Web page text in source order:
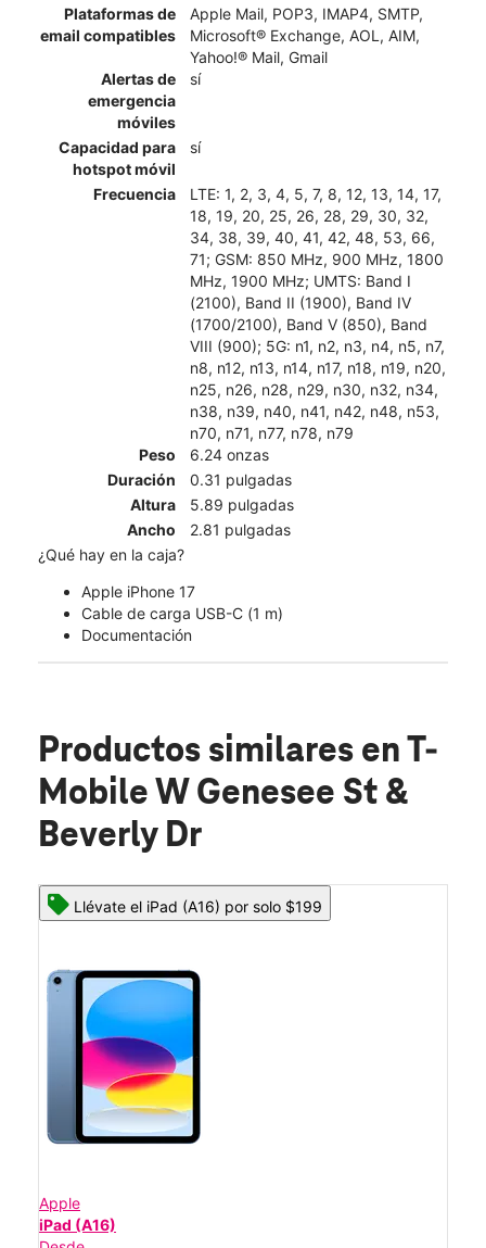
Plataformas de
email compatibles
Apple Mail, POP3, IMAP4, SMTP,
Microsoft® Exchange, AOL, AIM,
Yahoo!® Mail, Gmail
Alertas de
emergencia
móviles
sí
Capacidad para
hotspot móvil
sí
Frecuencia
LTE: 1, 2, 3, 4, 5, 7, 8, 12, 13, 14, 17,
18, 19, 20, 25, 26, 28, 29, 30, 32,
34, 38, 39, 40, 41, 42, 48, 53, 66,
71; GSM: 850 MHz, 900 MHz, 1800
MHz, 1900 MHz; UMTS: Band I
(2100), Band II (1900), Band IV
(1700/2100), Band V (850), Band
VIII (900); 5G: n1, n2, n3, n4, n5, n7,
n8, n12, n13, n14, n17, n18, n19, n20,
n25, n26, n28, n29, n30, n32, n34,
n38, n39, n40, n41, n42, n48, n53,
n70, n71, n77, n78, n79
Peso
6.24 onzas
Duración
0.31 pulgadas
Altura
5.89 pulgadas
Ancho
2.81 pulgadas
¿Qué hay en la caja?
Apple iPhone 17
Cable de carga USB-C (1 m)
Documentación
Productos similares en T-
Mobile W Genesee St &
Beverly Dr
Llévate el iPad (A16) por solo $199
Apple
iPad (A16)